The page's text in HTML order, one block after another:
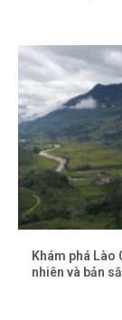
Khám phá Lào
nhiên và bản